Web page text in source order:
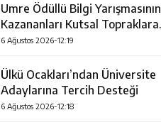
Umre Ödüllü Bilgi Yarışmasının
Kazananları Kutsal Topraklara
Uğurlandı
6 Ağustos 2026-12:19
Ülkü Ocakları’ndan Üniversite
Adaylarına Tercih Desteği
6 Ağustos 2026-12:18